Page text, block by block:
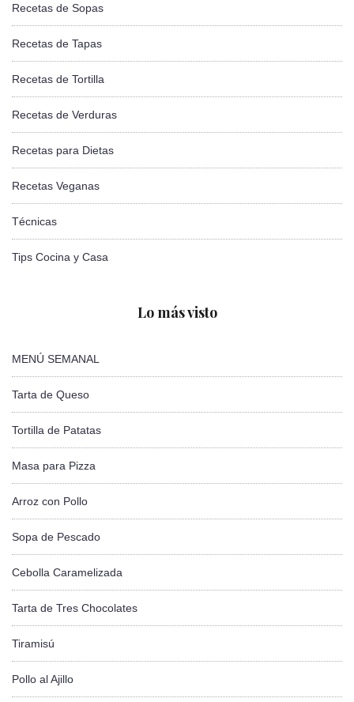
Recetas de Sopas
Recetas de Tapas
Recetas de Tortilla
Recetas de Verduras
Recetas para Dietas
Recetas Veganas
Técnicas
Tips Cocina y Casa
Lo más visto
MENÚ SEMANAL
Tarta de Queso
Tortilla de Patatas
Masa para Pizza
Arroz con Pollo
Sopa de Pescado
Cebolla Caramelizada
Tarta de Tres Chocolates
Tiramisú
Pollo al Ajillo